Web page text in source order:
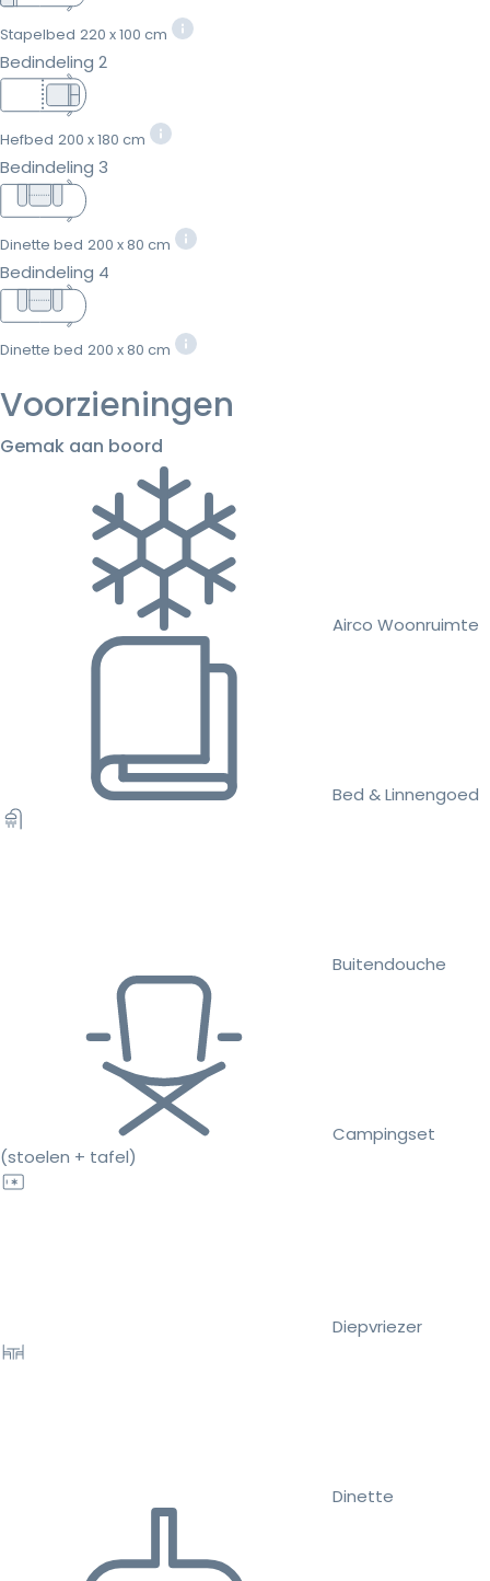
Stapelbed 220 x 100 cm
Bedindeling 2
Hefbed 200 x 180 cm
Bedindeling 3
Dinette bed 200 x 80 cm
Bedindeling 4
Dinette bed 200 x 80 cm
Voorzieningen
Gemak aan boord
Airco Woonruimte
Bed & Linnengoed
Buitendouche
Campingset
(stoelen + tafel)
Diepvriezer
Dinette